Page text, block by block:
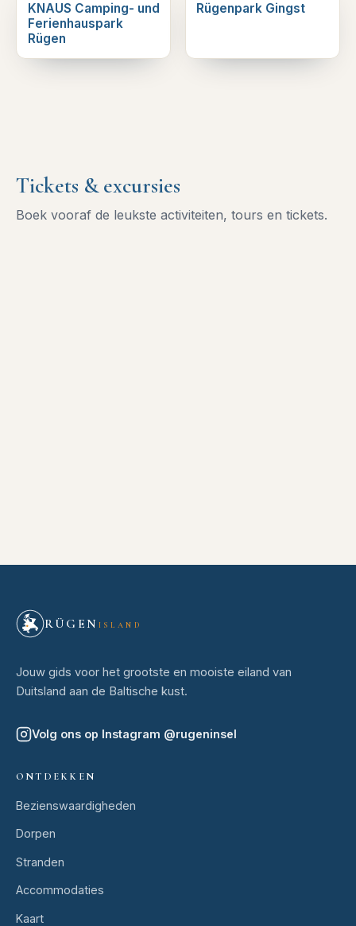
KNAUS Camping- und
Ferienhauspark
Rügen
Rügenpark Gingst
Tickets & excursies
Boek vooraf de leukste activiteiten, tours en tickets.
RÜGEN ISLAND
Jouw gids voor het grootste en mooiste eiland van
Duitsland aan de Baltische kust.
Volg ons op Instagram @rugeninsel
ONTDEKKEN
Bezienswaardigheden
Dorpen
Stranden
Accommodaties
Kaart